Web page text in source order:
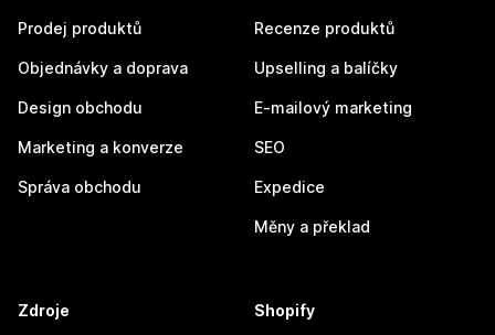
Prodej produktů
Objednávky a doprava
Design obchodu
Marketing a konverze
Správa obchodu
Recenze produktů
Upselling a balíčky
E-mailový marketing
SEO
Expedice
Měny a překlad
Zdroje Shopify